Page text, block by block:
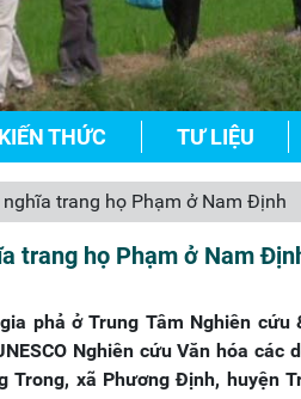
THỨC TƯ LIỆU
trang họ Phạm ở Nam Định
trang họ Phạm ở Nam
phả ở Trung Tâm Nghiên cứu
Nghiên cứu Văn hóa các
xã Phương Định, huyện